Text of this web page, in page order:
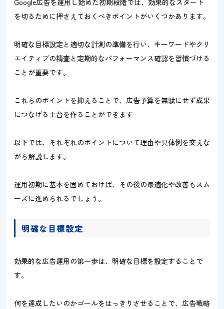
Google広告を運用し始めた初期段階では、効果的なスタート
を切るために押さえておくべきポイントがいくつかあります。
明確な目標設定と適切な計測の準備を行い、キーワードやクリ
エイティブの精査と定期的なパフォーマンス確認を習慣づける
ことが重要です。
これらのポイントを抑えることで、広告予算を無駄にせず成果
につなげる土台を作ることができます
以下では、それぞれのポイントについて理由や具体例を交えな
がら解説します。
運用初期に基本を固めておけば、その後の最適化や改善もスム
ーズに進められるでしょう。
明確な目標設定
効果的な広告運用の第一歩は、明確な目標を設定することで
す。
何を達成したいのかゴールをはっきりさせることで、広告戦略